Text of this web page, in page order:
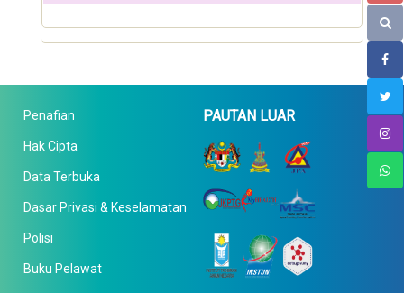
Penafian
Hak Cipta
Data Terbuka
Dasar Privasi & Keselamatan
Polisi
Buku Pelawat
PAUTAN LUAR